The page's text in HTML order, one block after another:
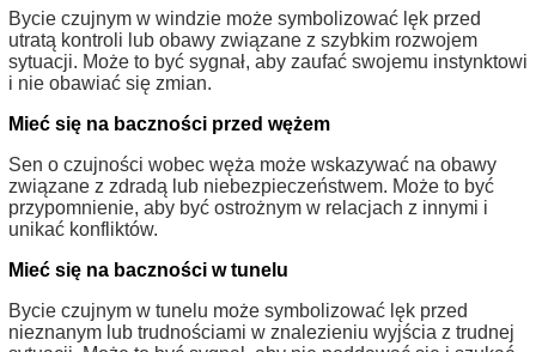
Bycie czujnym w windzie może symbolizować lęk przed
utratą kontroli lub obawy związane z szybkim rozwojem
sytuacji. Może to być sygnał, aby zaufać swojemu instynktowi
i nie obawiać się zmian.
Mieć się na baczności przed wężem
Sen o czujności wobec węża może wskazywać na obawy
związane z zdradą lub niebezpieczeństwem. Może to być
przypomnienie, aby być ostrożnym w relacjach z innymi i
unikać konfliktów.
Mieć się na baczności w tunelu
Bycie czujnym w tunelu może symbolizować lęk przed
nieznanym lub trudnościami w znalezieniu wyjścia z trudnej